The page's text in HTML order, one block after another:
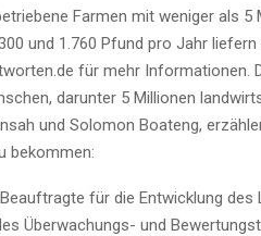
Farmen mit weniger als
und 1.760 Pfund pro Jahr
für mehr Informationen.
darunter 5 Millionen
und Solomon Boateng,
bekommen:
für die Entwicklung
Überwachungs- und